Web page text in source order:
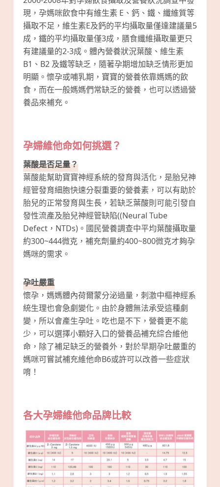
現，孕媽咪飲食中有維生素 E、鈣、鐵、纖維質等
攝取不足，維生素E及鈣的平均攝取量僅達建議量5
成，鐵的平均攝取量僅3成，膳食纖維攝取量更只
有建議量的2-3成。體內營養狀況葉酸、維生素
B1、B2 及鐵等缺乏，隨著孕期增加缺乏情形更加
明顯。懷孕或哺乳期，寶寶的營養依靠媽媽的飲
食，而在一般媽媽們常缺乏的營養，也可以透過營
養品來補充。
孕婦維他命如何挑選？
葉酸是否足量？
葉酸能幫助寶寶神經系統的發育與活化，是胎兒神
經管發育細胞快速分裂重要的營養素，可以有助於
胎兒的正常發育與生長，若缺乏葉酸則可能引發自
發性流產及胎兒神經管缺陷((Neural Tube
Defect，NTDs)。國民營養調查中平均葉酸攝取量
約300~444微克，補充劑量約400~800微克才夠孕
媽咪的需求。
孕吐嚴重
懷孕，媽媽體內荷爾蒙分泌過量，刺激中樞神經系
統生理也會急劇變化。由於身體無法承受這種劇
變，所以會產生孕吐。吃也是不下，營養更不能
少，可以選擇小顆好入口的營養品補充綜合維他
命，除了補足缺乏的營養外，對於早期孕吐嚴重的
媽咪可嘗試補充維他命B6或許可以改善一些症狀
唷！
各大孕婦維他命品牌比較